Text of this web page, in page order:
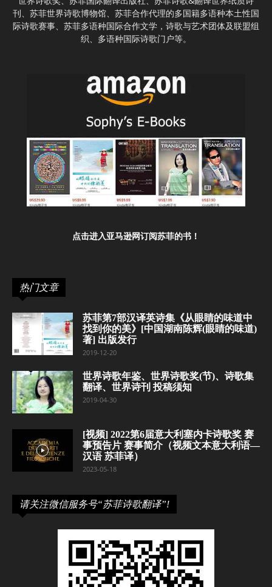
刊、苏菲世界诗歌博物馆、苏菲合作代理的多国籍多语种本土性国
际诗歌赛事、苏菲多语种国际合作文学，诗歌与艺术团体及联盟组
织、多语种国际诗歌门户等。
点击进入亚马逊网订阅苏菲的书！
热门文章
苏菲第7部汉译英诗集《从眼睛的味道中
找到你的美》[中国湖南陈辉(眼睛的味道)
著] 出版发行
2019-12-20
世界诗歌年鉴、世界诗歌奖(节)、诗歌集
翻译、世界诗刊 投稿须知
2019-04-30
[视频] 2022第6届意大利塞内卡诗歌奖 赛
事预告片 赛事简介（视频文本意大利语—
汉语 苏菲译）
2023-05-18
请关注微信服务号“苏菲诗歌翻译”!